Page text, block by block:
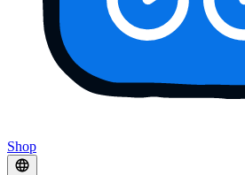
Shop